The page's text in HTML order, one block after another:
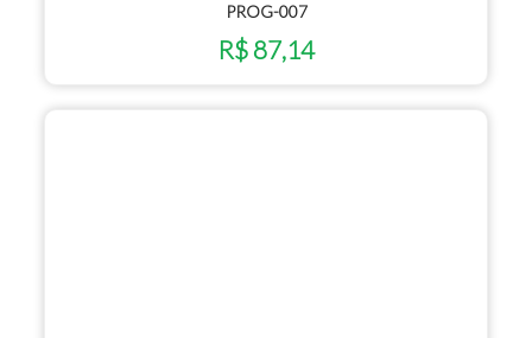
PROG-007
R$ 87,14